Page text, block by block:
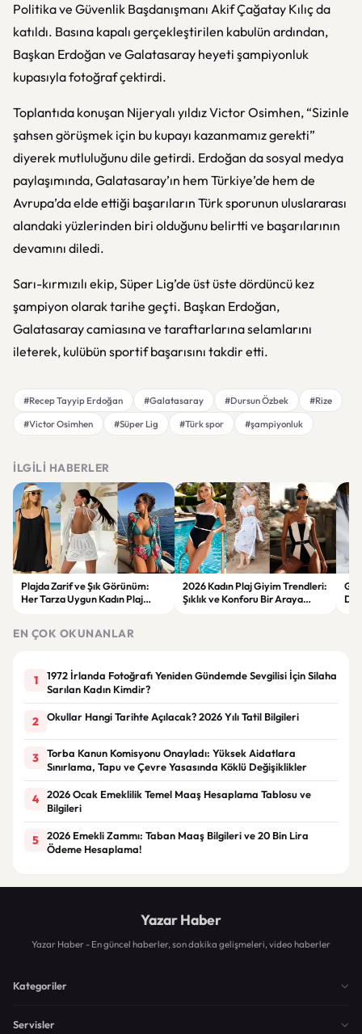
Politika ve Güvenlik Başdanışmanı Akif Çağatay Kılıç da
katıldı. Basına kapalı gerçekleştirilen kabulün ardından,
Başkan Erdoğan ve Galatasaray heyeti şampiyonluk
kupasıyla fotoğraf çektirdi.
Toplantıda konuşan Nijeryalı yıldız Victor Osimhen, “Sizinle
şahsen görüşmek için bu kupayı kazanmamız gerekti”
diyerek mutluluğunu dile getirdi. Erdoğan da sosyal medya
paylaşımında, Galatasaray’ın hem Türkiye’de hem de
Avrupa’da elde ettiği başarıların Türk sporunun uluslararası
alandaki yüzlerinden biri olduğunu belirtti ve başarılarının
devamını diledi.
Sarı-kırmızılı ekip, Süper Lig’de üst üste dördüncü kez
şampiyon olarak tarihe geçti. Başkan Erdoğan,
Galatasaray camiasına ve taraftarlarına selamlarını
ileterek, kulübün sportif başarısını takdir etti.
#Recep Tayyip Erdoğan #Galatasaray #Dursun Özbek
#Rize
#Victor Osimhen
#Süper Lig #Türk spor #şampiyonluk
İLGILI HABERLER
Plajda Zarif ve Şık Görünüm:
Her Tarza Uygun Kadın Plaj
2026 Kadın Plaj Giyim Trendleri:
Şıklık ve Konforu Bir Araya
EN ÇOK OKUNANLAR
1
1972 İrlanda Fotoğrafı Yeniden Gündemde Sevgilisi İçin Silaha
Sarılan Kadın Kimdir?
2 Okullar Hangi Tarihte Açılacak? 2026 Yılı Tatil Bilgileri
3
Torba Kanun Komisyonu Onayladı: Yüksek Aidatlara
Sınırlama, Tapu ve Çevre Yasasında Köklü Değişiklikler
4
2026 Ocak Emeklilik Temel Maaş Hesaplama Tablosu ve
Bilgileri
5
2026 Emekli Zammı: Taban Maaş Bilgileri ve 20 Bin Lira
Ödeme Hesaplama!
Yazar Haber
Yazar Haber - En güncel haberler, son dakika gelişmeleri, video haberler
Kategoriler
Servisler